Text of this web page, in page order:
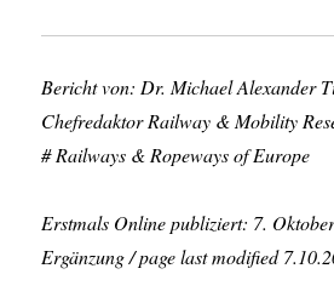
Bericht von: Dr. Michael Alexander
Chefredaktor Railway & Mobility
# Railways & Ropeways of Europe
Erstmals Online publiziert: 7.
Ergänzung / page last modified